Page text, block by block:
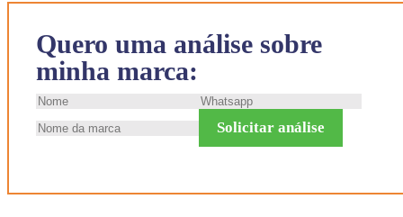
Quero uma análise sobre
minha marca:
Solicitar análise